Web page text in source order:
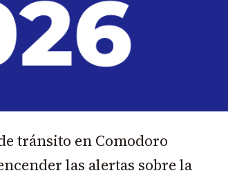
tránsito en Comodoro
las alertas sobre la